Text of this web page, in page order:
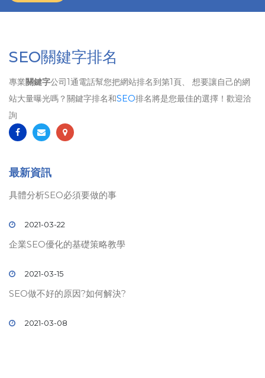
SEO關鍵字排名
專業關鍵字公司1通電話幫您把網站排名到第1頁、 想要讓自己的網
站大量曝光嗎？關鍵字排名和SEO排名將是您最佳的選擇！歡迎洽
詢
最新資訊
具體分析SEO必須要做的事
2021-03-22
企業SEO優化的基礎策略教學
2021-03-15
SEO做不好的原因?如何解決?
2021-03-08